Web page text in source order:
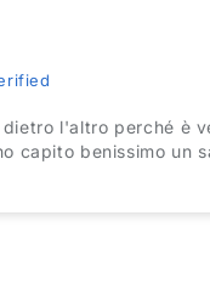
l'altro perché è
capito benissimo un